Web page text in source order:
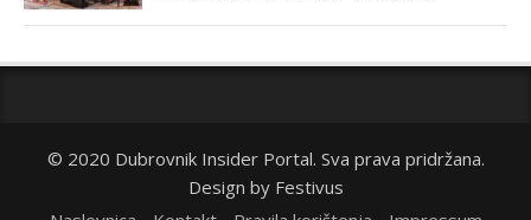
© 2020 Dubrovnik Insider Portal. Sva prava pridržana.
Design by Festivus